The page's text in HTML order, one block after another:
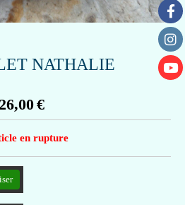
NATHALIE
26,00€
en rupture